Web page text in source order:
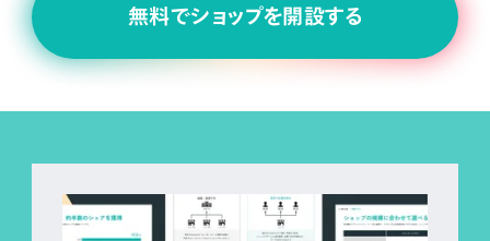
無料でショップを開設する